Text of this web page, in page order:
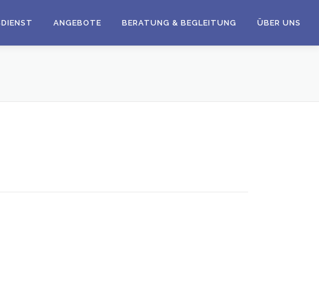
ANGEBOTE BERATUNG & BEGLEITUNG ÜBER UNS